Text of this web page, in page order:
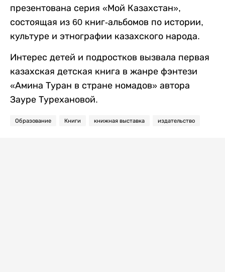
презентована серия «Мой Казахстан»,
состоящая из 60 книг-альбомов по истории,
культуре и этнографии казахского народа.
Интерес детей и подростков вызвала первая
казахская детская книга в жанре фэнтези
«Амина Туран в стране номадов» автора
Зауре Турехановой.
Образование Книги книжная выставка издательство